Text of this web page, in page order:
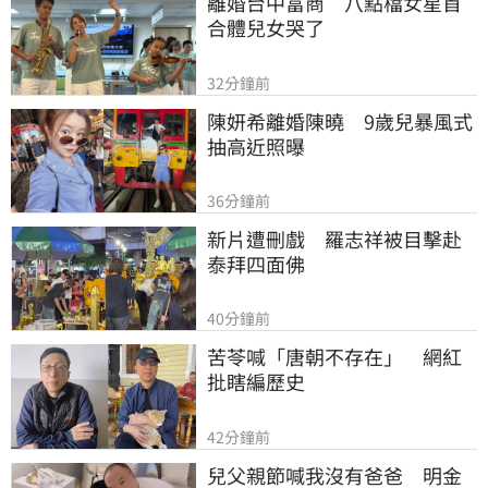
合體兒女哭了
32分鐘前
陳妍希離婚陳曉　9歲兒暴風式
抽高近照曝
36分鐘前
新片遭刪戲　羅志祥被目擊赴
泰拜四面佛
40分鐘前
苦苓喊「唐朝不存在」　網紅
批瞎編歷史
42分鐘前
兒父親節喊我沒有爸爸　明金